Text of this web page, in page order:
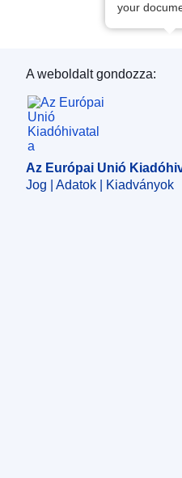
your
Az Európai Unió
A weboldalt gondozza:
Az Európai Unió
Jog | Adatok | Kiadványok